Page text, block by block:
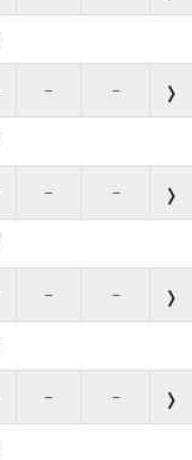
– –
– –
– –
– –